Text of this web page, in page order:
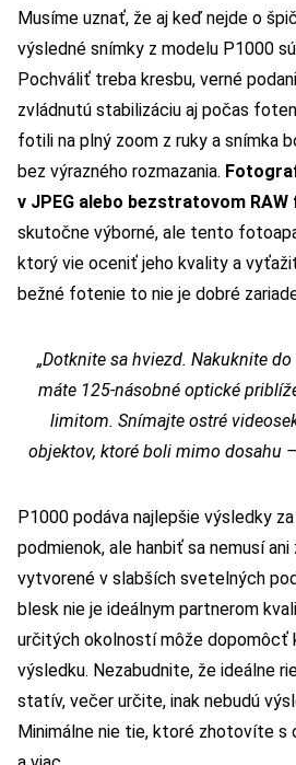
Musíme uznať, že aj keď nejde o
výsledné snímky z modelu P1000
Pochváliť treba kresbu, verné
zvládnutú stabilizáciu aj počas
fotili na plný zoom z ruky a snímka
bez výrazného rozmazania.
v JPEG alebo bezstratovom
skutočne výborné, ale tento
ktorý vie oceniť jeho kvality a
bežné fotenie to nie je dobré
„Dotknite sa hviezd. Nakuknite
máte 125-násobné optické
limitom. Snímajte ostré
objektov, ktoré boli mimo dosahu
P1000 podáva najlepšie výsledky
podmienok, ale hanbiť sa nemusí
vytvorené v slabších svetelných
blesk nie je ideálnym partnerom
určitých okolností môže dopomôcť
výsledku. Nezabudnite, že ideálne
statív, večer určite, inak nebudú
Minimálne nie tie, ktoré zhotovíte s